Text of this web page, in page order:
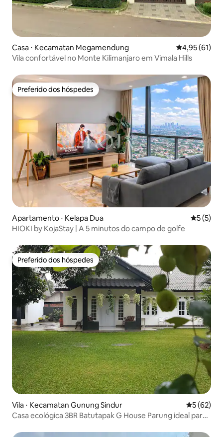
Casa ⋅ Kecamatan Megamendung 4,95 de uma
4,95 (61)
Vila confortável no Monte Kilimanjaro em Vimala Hills
Preferido dos hóspedes
Preferido dos hóspedes
Apartamento ⋅ Kelapa Dua 5 de
5 (5)
HIOKI by KojaStay | A 5 minutos do campo de golfe
Preferido dos hóspedes
Preferido dos hóspedes
Vila ⋅ Kecamatan Gunung Sindur 5 de uma
5 (62)
Casa ecológica 3BR Batutapak G House Parung ideal para